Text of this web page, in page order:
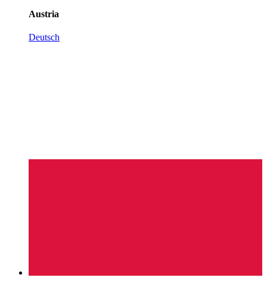
Austria
Deutsch